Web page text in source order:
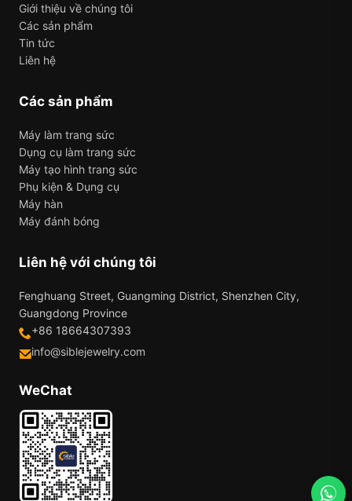
Giới thiệu về chúng tôi
Các sản phẩm
Tin tức
Liên hệ
Các sản phẩm
Máy làm trang sức
Dụng cụ làm trang sức
Máy tạo hình trang sức
Phụ kiện & Dụng cụ
Máy hàn
Máy đánh bóng
Liên hệ với chúng tôi
Fenghuang Street, Guangming District, Shenzhen City,
Guangdong Province
+86 18664307393
info@siblejewelry.com
WeChat